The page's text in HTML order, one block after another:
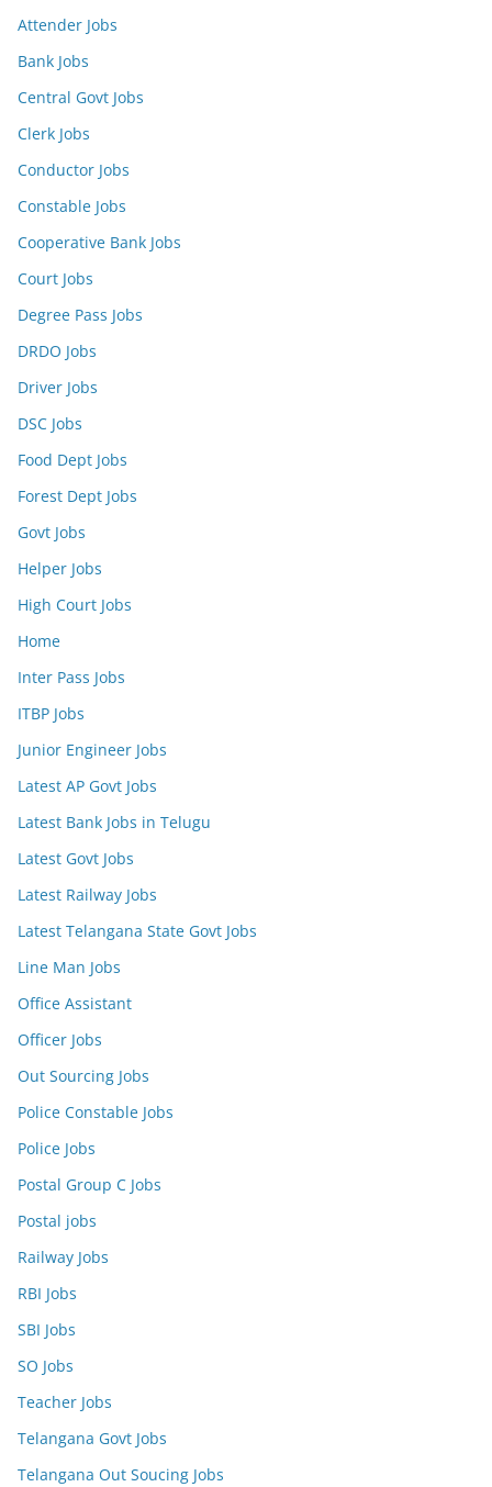
Attender Jobs
Bank Jobs
Central Govt Jobs
Clerk Jobs
Conductor Jobs
Constable Jobs
Cooperative Bank Jobs
Court Jobs
Degree Pass Jobs
DRDO Jobs
Driver Jobs
DSC Jobs
Food Dept Jobs
Forest Dept Jobs
Govt Jobs
Helper Jobs
High Court Jobs
Home
Inter Pass Jobs
ITBP Jobs
Junior Engineer Jobs
Latest AP Govt Jobs
Latest Bank Jobs in Telugu
Latest Govt Jobs
Latest Railway Jobs
Latest Telangana State Govt Jobs
Line Man Jobs
Office Assistant
Officer Jobs
Out Sourcing Jobs
Police Constable Jobs
Police Jobs
Postal Group C Jobs
Postal jobs
Railway Jobs
RBI Jobs
SBI Jobs
SO Jobs
Teacher Jobs
Telangana Govt Jobs
Telangana Out Soucing Jobs